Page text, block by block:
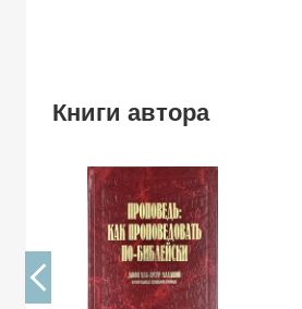
Книги автора